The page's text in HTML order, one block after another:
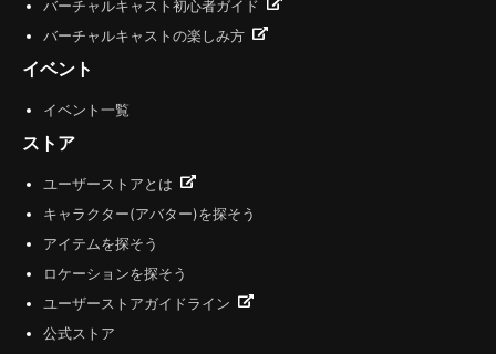
バーチャルキャスト初心者ガイド
バーチャルキャストの楽しみ方
イベント
イベント一覧
ストア
ユーザーストアとは
キャラクター(アバター)を探そう
アイテムを探そう
ロケーションを探そう
ユーザーストアガイドライン
公式ストア